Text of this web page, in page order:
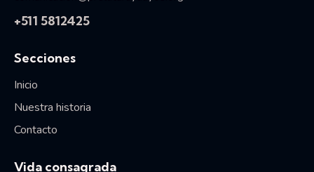
+511 5812425
Secciones
Inicio
Nuestra historia
Contacto
Vida consagrada